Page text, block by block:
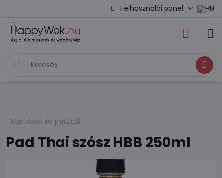
Felhasználói panel
Keresés
Mártások és paszták
Pad Thai szósz HBB 250ml